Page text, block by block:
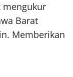
mengukur
Barat
Memberikan